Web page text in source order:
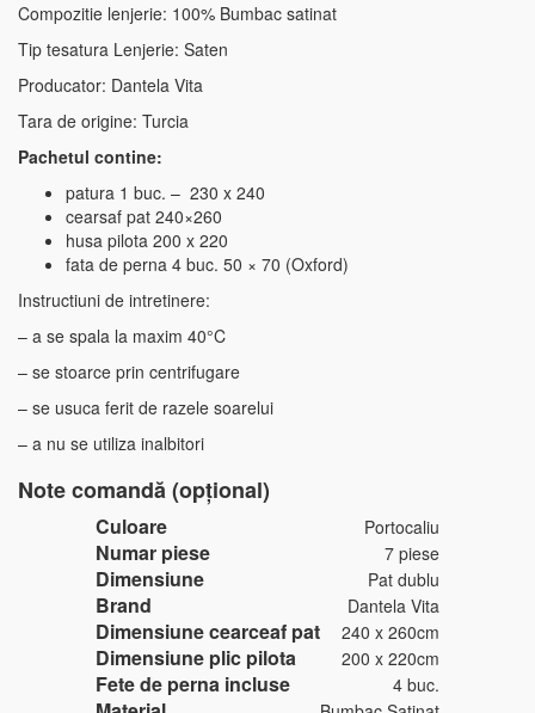
Compozitie lenjerie: 100% Bumbac satinat
Tip tesatura Lenjerie: Saten
Producator: Dantela Vita
Tara de origine: Turcia
Pachetul contine:
patura 1 buc. – 230 x 240
cearsaf pat 240×260
husa pilota 200 x 220
fata de perna 4 buc. 50 × 70 (Oxford)
Instructiuni de intretinere:
– a se spala la maxim 40°C
– se stoarce prin centrifugare
– se usuca ferit de razele soarelui
– a nu se utiliza inalbitori
Note comandă (opțional)
Culoare Portocaliu
Numar piese 7 piese
Dimensiune Pat dublu
Brand Dantela Vita
Dimensiune cearceaf pat 240 x 260cm
Dimensiune plic pilota 200 x 220cm
Fete de perna incluse 4 buc.